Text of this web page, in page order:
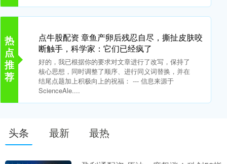
热
点
推
荐
点牛股配资 章鱼产卵后残忍自尽，撕扯皮肤咬
断触手，科学家：它们已经疯了
好的，我已根据你的要求对文章进行了改写，保持了
核心思想，同时调整了顺序、进行同义词替换，并在
结尾点题加上积极向上的祝福： --- 信息来源于
ScienceAle....
头条 最新 最热